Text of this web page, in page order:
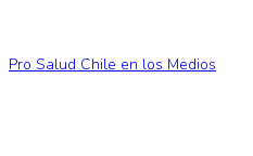
Pro Salud Chile en los Medios